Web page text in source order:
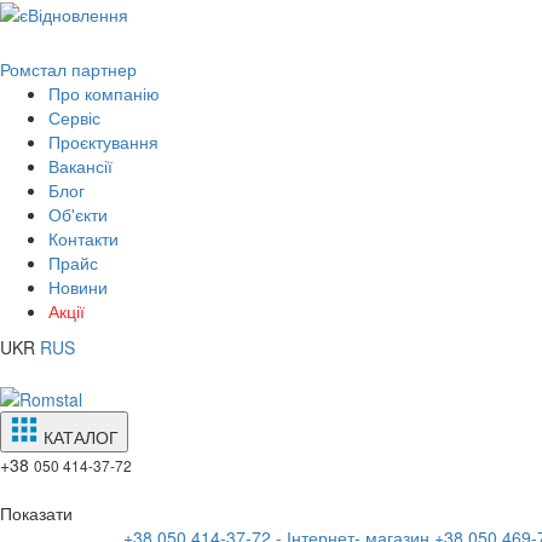
Ромстал партнер
Про компанію
Сервіс
Проєктування
Вакансії
Блог
Об'єкти
Контакти
Прайс
Новини
Акції
UKR RUS
КАТАЛОГ
+38 050 414-37-72
Показати
+38 050 414-37-72 - Інтернет- магазин +38 050